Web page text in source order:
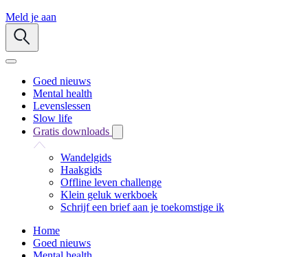
Meld je aan
Goed nieuws
Mental health
Levenslessen
Slow life
Gratis downloads
Wandelgids
Haakgids
Offline leven challenge
Klein geluk werkboek
Schrijf een brief aan je toekomstige ik
Home
Goed nieuws